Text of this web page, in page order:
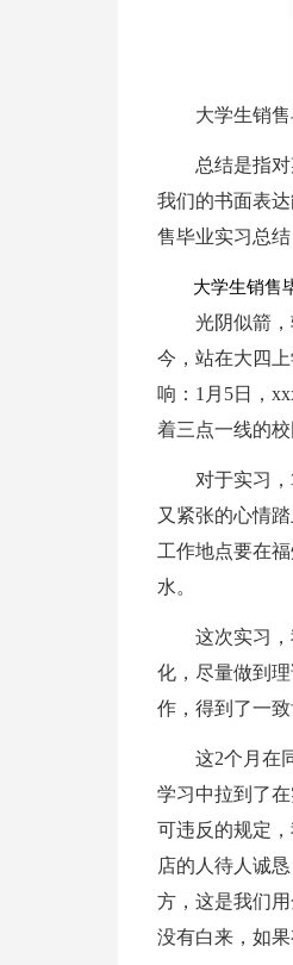
大学生销售
总结是指
我们的书面表
售毕业实习总结
大学生销售毕
光阴似箭
今，站在大四
响：1月5日，
着三点一线的校
对于实习
又紧张的心情
工作地点要在
水。
这次实习
化，尽量做到
作，得到了一
这2个月在
学习中拉到了
可违反的规定
店的人待人诚
方，这是我们
没有白来，如